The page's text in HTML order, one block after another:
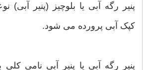
پنیر رگه آبی یا بلوچیز (پنیر آبی)
کپک آبی پرورده می شود.
پنیر رگه آبی یا پنیر آبی نامی کلی